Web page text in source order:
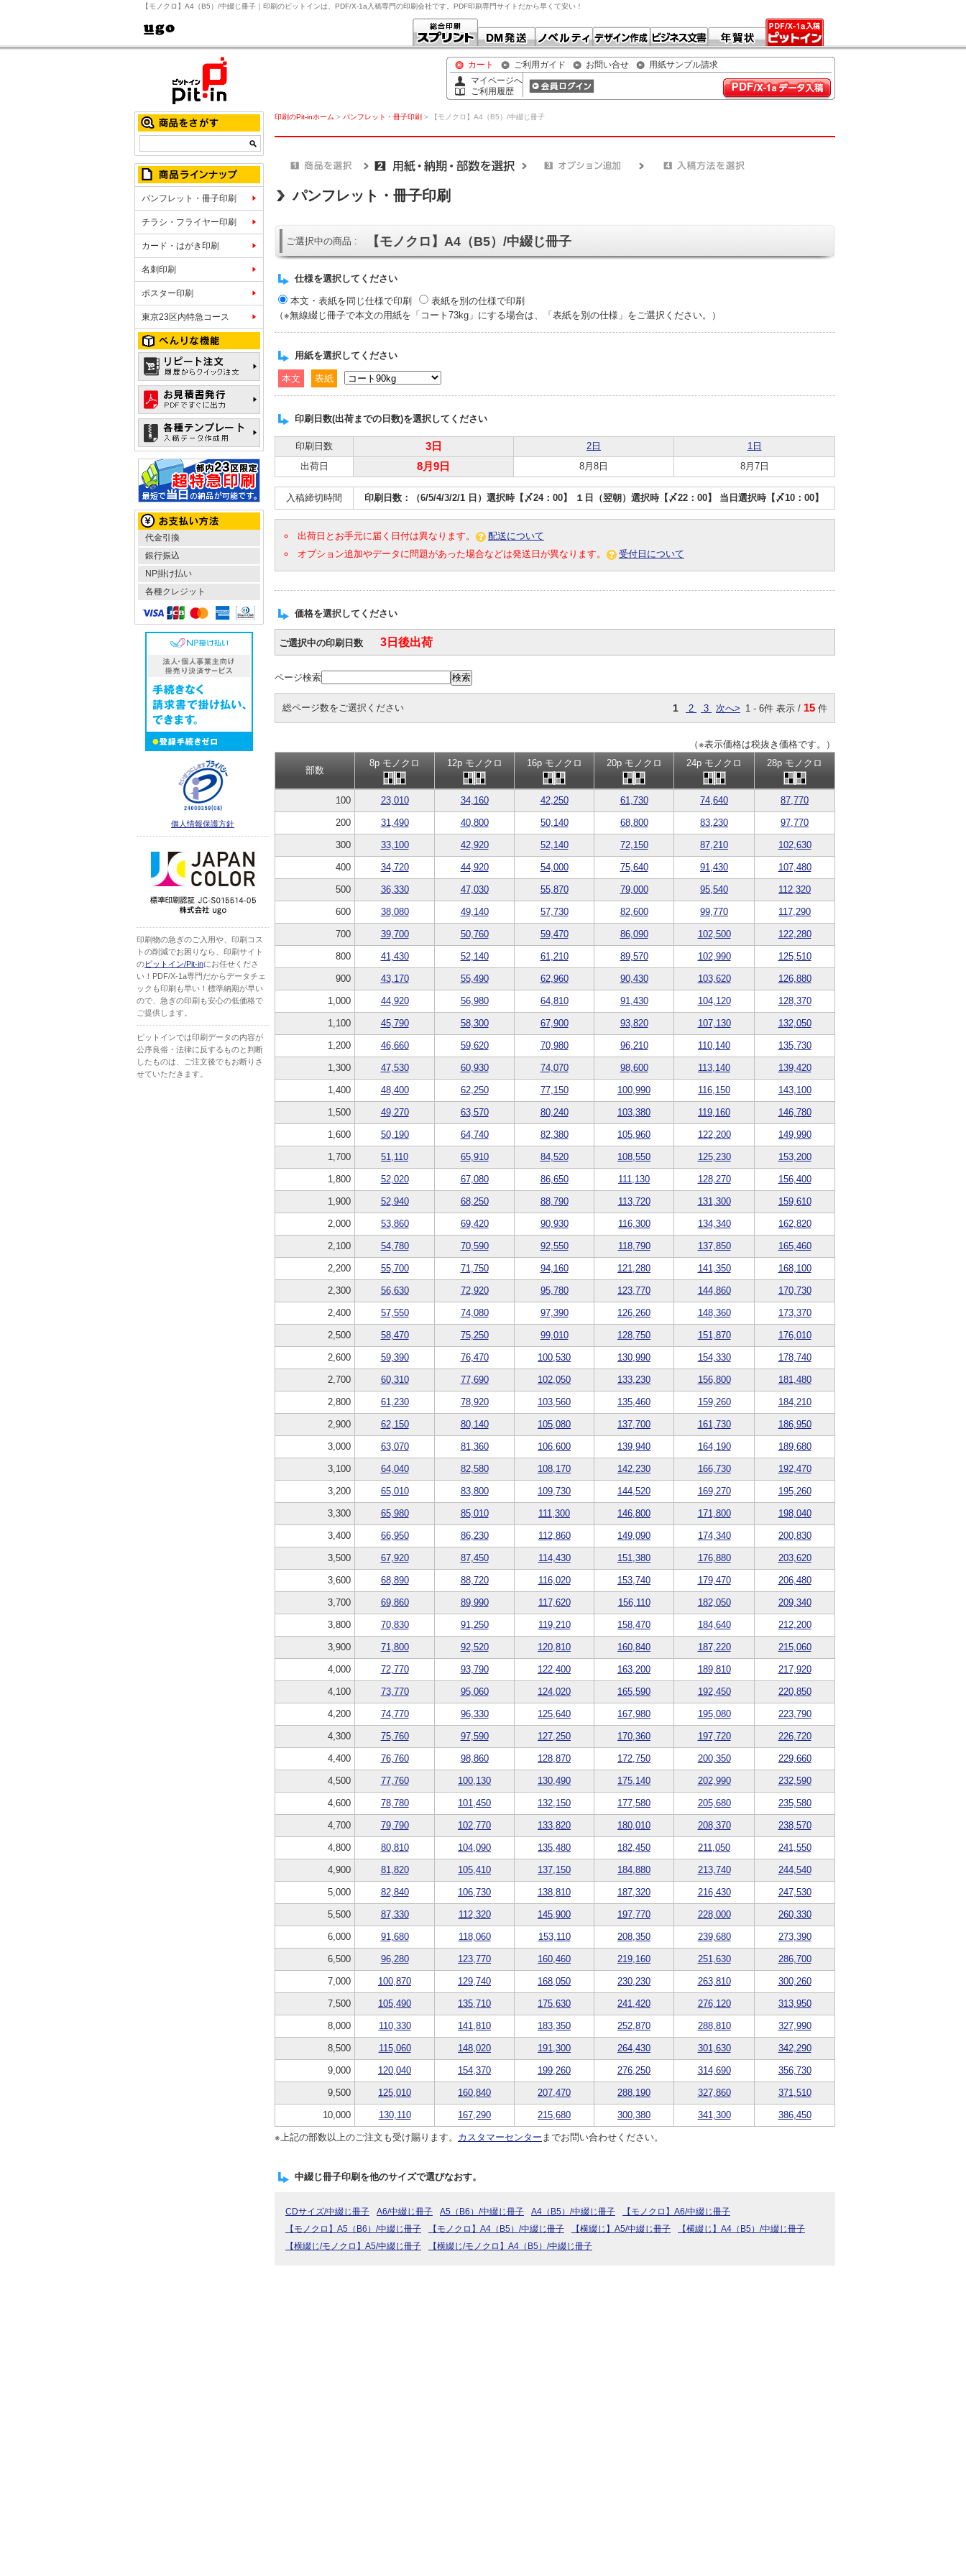
【モノクロ】A4（B5）/中綴じ冊子｜印刷のピットインは、PDF/X-1a入稿専門の印刷会社です。PDF印刷専門サイトだから早くて安い！
カート ご利用ガイド お問い合せ
用紙サンプル請求
マイページへ
ご利用履歴
パンフレット・冊子印刷
チラシ・フライヤー印刷
カード・はがき印刷
名刺印刷
ポスター印刷
東京23区内特急コース
代金引換
銀行振込
NP掛け払い
各種クレジット
個人情報保護方針
印刷物の急ぎのご入用や、印刷コス
トの削減でお困りなら、印刷サイト
のピットイン/Pit-inにお任せくださ
い！PDF/X-1a専門だからデータチェ
ックも印刷も早い！標準納期が早い
ので、急ぎの印刷も安心の低価格で
ご提供します。
ピットインでは印刷データの内容が
公序良俗・法律に反するものと判断
したものは、ご注文後でもお断りさ
せていただきます。
印刷のPit-inホーム > パンフレット・冊子印刷 > 【モノクロ】A4（B5）/中綴じ冊子
パンフレット・冊子印刷
ご選択中の商品 : 【モノクロ】A4（B5）/中綴じ冊子
仕様を選択してください
本文・表紙を同じ仕様で印刷
表紙を別の仕様で印刷
（※無線綴じ冊子で本文の用紙を「コート73kg」にする場合は、「表紙を別の仕様」をご選択ください。）
用紙を選択してください
本文 表紙
印刷日数(出荷までの日数)を選択してください
印刷日数 3日 2日
1日
出荷日
8月9日 8月8日 8月7日
入稿締切時間 印刷日数：（6/5/4/3/2/1 日）選択時【〆24：00】 １日（翌朝）選択時【〆22：00】 当日選択時【〆10：00】
出荷日とお手元に届く日付は異なります。
配送について
オプション追加やデータに問題があった場合などは発送日が異なります。
受付日について
価格を選択してください
ご選択中の印刷日数 3日後出荷
ページ検索
総ページ数をご選択ください 1 2 3 次へ> 1 - 6件 表示 / 15 件
（※表示価格は税抜き価格です。）
部数
8p モノクロ 12p モノクロ 16p モノクロ 20p モノクロ 24p モノクロ 28p モノクロ
100 23,010 34,160 42,250 61,730 74,640 87,770
200 31,490 40,800 50,140 68,800 83,230 97,770
300 33,100 42,920 52,140 72,150 87,210 102,630
400 34,720 44,920 54,000 75,640 91,430 107,480
500 36,330 47,030 55,870 79,000 95,540 112,320
600 38,080 49,140 57,730 82,600 99,770 117,290
700 39,700 50,760 59,470 86,090 102,500 122,280
800 41,430 52,140 61,210 89,570 102,990 125,510
900 43,170 55,490 62,960 90,430 103,620 126,880
1,000 44,920 56,980 64,810 91,430 104,120 128,370
1,100 45,790 58,300 67,900 93,820 107,130 132,050
1,200 46,660 59,620 70,980 96,210 110,140 135,730
1,300 47,530 60,930 74,070 98,600 113,140 139,420
1,400 48,400 62,250 77,150 100,990 116,150 143,100
1,500 49,270 63,570 80,240 103,380 119,160 146,780
1,600 50,190 64,740 82,380 105,960 122,200 149,990
1,700 51,110 65,910 84,520 108,550 125,230 153,200
1,800 52,020 67,080 86,650 111,130 128,270 156,400
1,900 52,940 68,250 88,790 113,720 131,300 159,610
2,000 53,860 69,420 90,930 116,300 134,340 162,820
2,100 54,780 70,590 92,550 118,790 137,850 165,460
2,200 55,700 71,750 94,160 121,280 141,350 168,100
2,300 56,630 72,920 95,780 123,770 144,860 170,730
2,400 57,550 74,080 97,390 126,260 148,360 173,370
2,500 58,470 75,250 99,010 128,750 151,870 176,010
2,600 59,390 76,470 100,530 130,990 154,330 178,740
2,700 60,310 77,690 102,050 133,230 156,800 181,480
2,800 61,230 78,920 103,560 135,460 159,260 184,210
2,900 62,150 80,140 105,080 137,700 161,730 186,950
3,000 63,070 81,360 106,600 139,940 164,190 189,680
3,100 64,040 82,580 108,170 142,230 166,730 192,470
3,200 65,010 83,800 109,730 144,520 169,270 195,260
3,300 65,980 85,010 111,300 146,800 171,800 198,040
3,400 66,950 86,230 112,860 149,090 174,340 200,830
3,500 67,920 87,450 114,430 151,380 176,880 203,620
3,600 68,890 88,720 116,020 153,740 179,470 206,480
3,700 69,860 89,990 117,620 156,110 182,050 209,340
3,800 70,830 91,250 119,210 158,470 184,640 212,200
3,900 71,800 92,520 120,810 160,840 187,220 215,060
4,000 72,770 93,790 122,400 163,200 189,810 217,920
4,100 73,770 95,060 124,020 165,590 192,450 220,850
4,200 74,770 96,330 125,640 167,980 195,080 223,790
4,300 75,760 97,590 127,250 170,360 197,720 226,720
4,400 76,760 98,860 128,870 172,750 200,350 229,660
4,500 77,760 100,130 130,490 175,140 202,990 232,590
4,600 78,780 101,450 132,150 177,580 205,680 235,580
4,700 79,790 102,770 133,820 180,010 208,370 238,570
4,800 80,810 104,090 135,480 182,450 211,050 241,550
4,900 81,820 105,410 137,150 184,880 213,740 244,540
5,000 82,840 106,730 138,810 187,320 216,430 247,530
5,500 87,330 112,320 145,900 197,770 228,000 260,330
6,000 91,680 118,060 153,110 208,350 239,680 273,390
6,500 96,280 123,770 160,460 219,160 251,630 286,700
7,000 100,870 129,740 168,050 230,230 263,810 300,260
7,500 105,490 135,710 175,630 241,420 276,120 313,950
8,000 110,330 141,810 183,350 252,870 288,810 327,990
8,500 115,060 148,020 191,300 264,430 301,630 342,290
9,000 120,040 154,370 199,260 276,250 314,690 356,730
9,500 125,010 160,840 207,470 288,190 327,860 371,510
10,000 130,110 167,290 215,680 300,380 341,300 386,450
※上記の部数以上のご注文も受け賜ります。 カスタマーセンター までお問い合わせください。
中綴じ冊子印刷を他のサイズで選びなおす。
CDサイズ/中綴じ冊子 A6/中綴じ冊子 A5（B6）/中綴じ冊子 A4（B5）/中綴じ冊子
【モノクロ】A6/中綴じ冊子
【モノクロ】A5（B6）/中綴じ冊子
【モノクロ】A4（B5）/中綴じ冊子 【横綴じ】A5/中綴じ冊子
【横綴じ】A4（B5）/中綴じ冊子
【横綴じ/モノクロ】A5/中綴じ冊子
【横綴じ/モノクロ】A4（B5）/中綴じ冊子